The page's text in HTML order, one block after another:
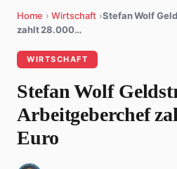
Home › Wirtschaft ›Stefan Wolf
zahlt 28.000…
WIRTSCHAFT
Stefan Wolf
Arbeitgeberchef
Euro